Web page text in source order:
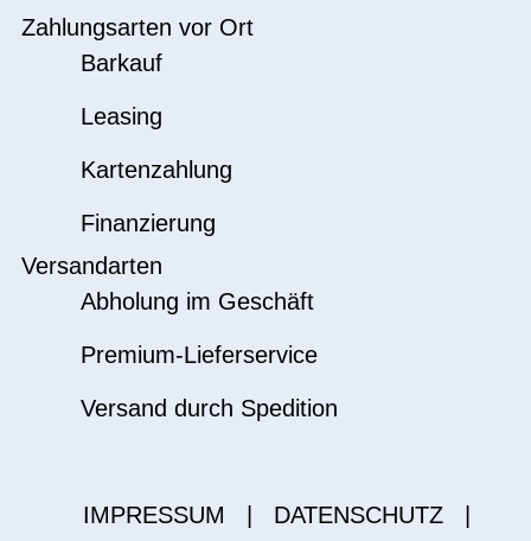
Zahlungsarten vor Ort
Barkauf
Leasing
Kartenzahlung
Finanzierung
Versandarten
Abholung im Geschäft
Premium-Lieferservice
Versand durch Spedition
IMPRESSUM DATENSCHUTZ